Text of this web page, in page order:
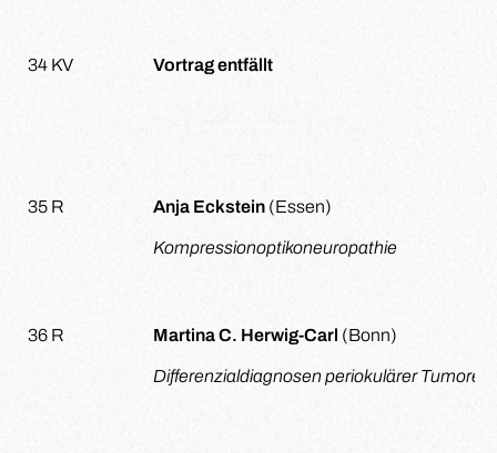
34 KV Vortrag entfällt
35 R Anja Eckstein (Essen)
Kompressionoptikoneuropathie
36 R Martina C. Herwig-Carl (Bonn)
Differenzialdiagnosen periokulärer Tumore